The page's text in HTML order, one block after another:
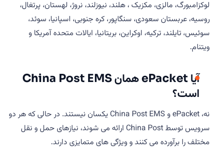
لوکزامبورگ، مالزی، مکزیک ، هلند، نیوزلند، نروژ، لهستان، پرتغال،
روسیه، عربستان سعودی، سنگاپور، کره جنوبی، اسپانیا، سوئد،
سوئیس، تایلند، ترکیه، اوکراین، بریتانیا، ایالات متحده آمریکا و
ویتنام.
آیا ePacket همان China Post EMS
است؟
نه، ePacket و China Post EMS یکسان نیستند. در حالی که هر دو
سرویس توسط China Post ارائه می شوند، نیازهای حمل و نقل
مختلف را برآورده می کنند و ویژگی های متمایزی دارند.